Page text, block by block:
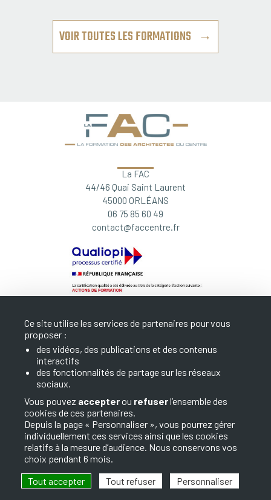
VOIR TOUTES LES FORMATIONS →
La FAC
44/46 Quai Saint Laurent
45000 ORLÉANS
06 75 85 60 49
contact@faccentre.fr
LA FAC
NOS FORMATIONS
INFOS ET CONTACT
© 2026 FAC. Tous droits réservés
Ce site utilise les services de partenaires pour vous
proposer :
des vidéos, des publications et des contenus
interactifs
des fonctionnalités de partage sur les réseaux
sociaux.
Vous pouvez accepterou refuserl’ensemble des
cookies de ces partenaires.
Depuis la page « Personnaliser », vous pourrez gérer
individuellement ces services ainsi que les cookies
relatifs à la mesure d’audience. Nous conservons vos
choix pendant 6 mois.
Tout accepter
Tout refuser Personnaliser